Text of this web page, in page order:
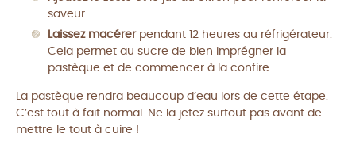
saveur.
Laissez macérerpendant 12 heures au réfrigérateur.
Cela permet au sucre de bien imprégner la
pastèque et de commencer à la confire.
La pastèque rendra beaucoup d’eau lors de cette étape.
C’est tout à fait normal. Ne la jetez surtout pas avant de
mettre le tout à cuire !